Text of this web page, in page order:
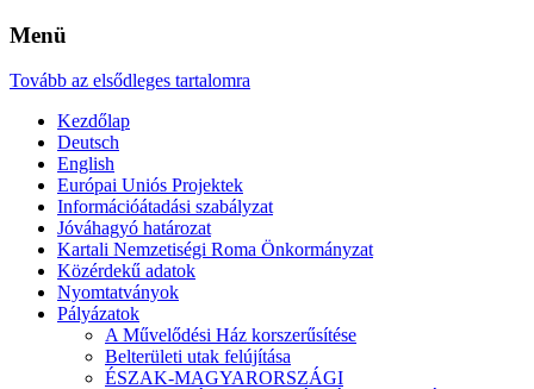
Menü
Tovább az elsődleges tartalomra
Kezdőlap
Deutsch
English
Európai Uniós Projektek
Információátadási szabályzat
Jóváhagyó határozat
Kartali Nemzetiségi Roma Önkormányzat
Közérdekű adatok
Nyomtatványok
Pályázatok
A Művelődési Ház korszerűsítése
Belterületi utak felújítása
ÉSZAK-MAGYARORSZÁGI